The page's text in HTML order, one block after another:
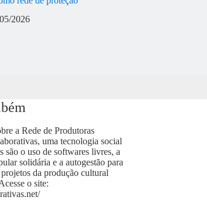
2026
a Rede de Produtoras
uma tecnologia social
são o uso de softwares livres, a
solidária e a autogestão para
da produção cultural
o site: